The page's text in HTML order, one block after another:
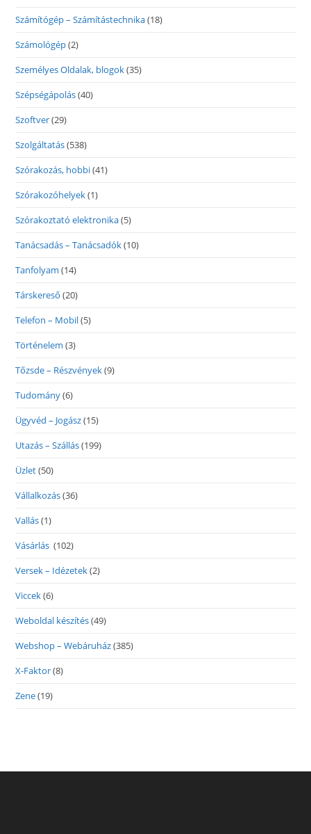
Számítógép – Számítástechnika(18)
Számológép(2)
Személyes Oldalak, blogok(35)
Szépségápolás(40)
Szoftver(29)
Szolgáltatás(538)
Szórakozás, hobbi(41)
Szórakozóhelyek(1)
Szórakoztató elektronika(5)
Tanácsadás – Tanácsadók(10)
Tanfolyam (14)
Társkereső (20)
Telefon – Mobil(5)
Történelem (3)
Tőzsde – Részvények(9)
Tudomány(6)
Ügyvéd – Jogász(15)
Utazás – Szállás(199)
Üzlet(50)
Vállalkozás(36)
Vallás(1)
Vásárlás (102)
Versek – Idézetek(2)
Viccek(6)
Weboldal készítés(49)
Webshop – Webáruház(385)
X-Faktor(8)
Zene(19)